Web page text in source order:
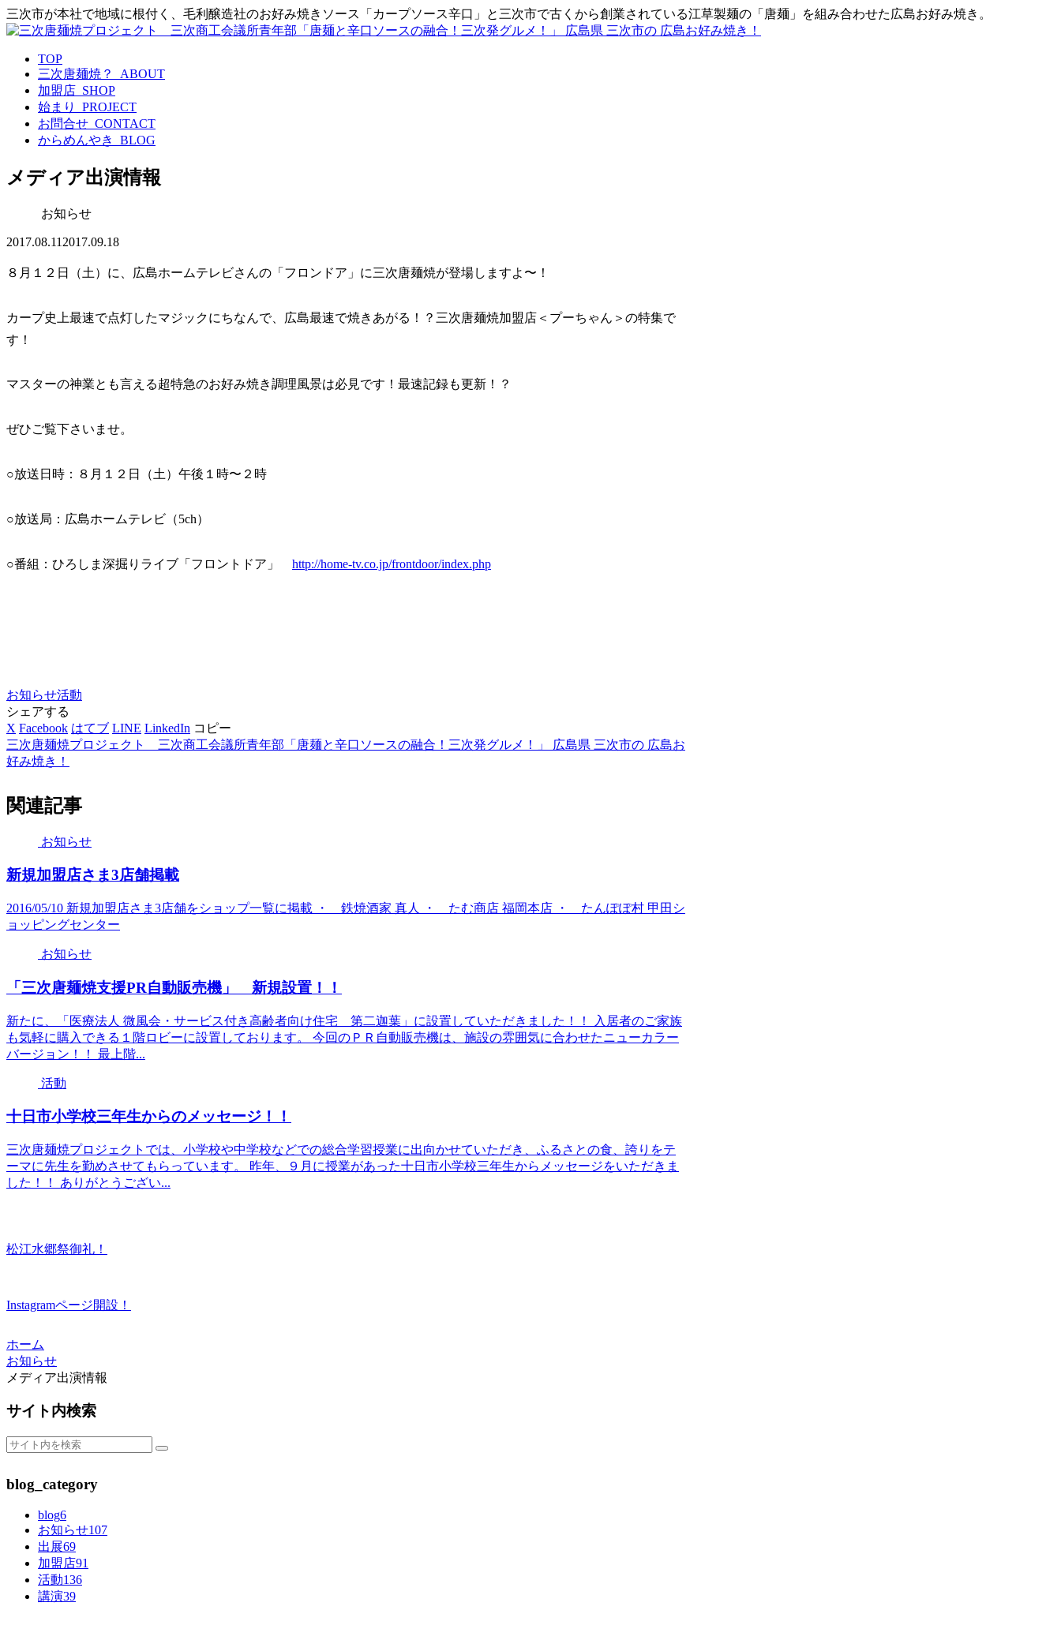
三次市が本社で地域に根付く、毛利醸造社のお好み焼きソース「カープソース辛口」と三次市で古くから創業されている江草製麺の「唐麺」を組み合わせた広島お好み焼き。
TOP
三次唐麺焼？_ABOUT
加盟店_SHOP
始まり_PROJECT
お問合せ_CONTACT
からめんやき_BLOG
メディア出演情報
お知らせ
2017.08.11 2017.09.18
８月１２日（土）に、広島ホームテレビさんの「フロンドア」に三次唐麺焼が登場しますよ〜！
カープ史上最速で点灯したマジックにちなんで、広島最速で焼きあがる！？三次唐麺焼加盟店＜プーちゃん＞の特集で
す！
マスターの神業とも言える超特急のお好み焼き調理風景は必見です！最速記録も更新！？
ぜひご覧下さいませ。
○放送日時：８月１２日（土）午後１時〜２時
○放送局：広島ホームテレビ（5ch）
○番組：ひろしま深掘りライブ「フロントドア」 http://home-tv.co.jp/frontdoor/index.php
お知らせ活動
シェアする
X Facebook はてブ LINE LinkedIn コピー
三次唐麺焼プロジェクト _ 三次商工会議所青年部「唐麺と辛口ソースの融合！三次発グルメ！」 広島県 三次市の 広島お
好み焼き！
関連記事
お知らせ
新規加盟店さま3店舗掲載
2016/05/10 新規加盟店さま3店舗をショップ一覧に掲載 ・ 鉄焼酒家 真人 ・ たむ商店 福岡本店 ・ たんぽぽ村 甲田シ
ョッピングセンター
お知らせ
「三次唐麺焼支援PR自動販売機」 新規設置！！
新たに、「医療法人 微風会・サービス付き高齢者向け住宅 第二迦葉」に設置していただきました！！ 入居者のご家族
も気軽に購入できる１階ロビーに設置しております。 今回のＰＲ自動販売機は、施設の雰囲気に合わせたニューカラー
バージョン！！ 最上階...
活動
十日市小学校三年生からのメッセージ！！
三次唐麺焼プロジェクトでは、小学校や中学校などでの総合学習授業に出向かせていただき、ふるさとの食、誇りをテ
ーマに先生を勤めさせてもらっています。 昨年、９月に授業があった十日市小学校三年生からメッセージをいただきま
した！！ ありがとうござい...
松江水郷祭御礼！
Instagramページ開設！
ホーム
お知らせ
メディア出演情報
サイト内検索
blog_category
blog6
お知らせ107
出展69
加盟店91
活動136
講演39